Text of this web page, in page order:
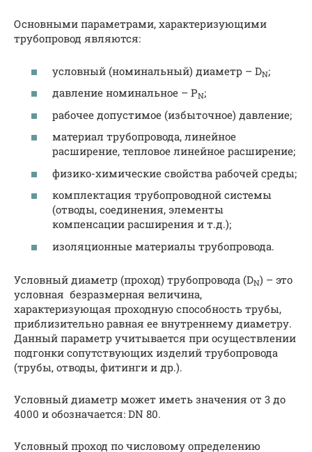
Основными параметрами, характеризующими
трубопровод являются:
условный (номинальный) диаметр – DN;
давление номинальное – PN;
рабочее допустимое (избыточное) давление;
материал трубопровода, линейное
расширение, тепловое линейное расширение;
физико-химические свойства рабочей среды;
комплектация трубопроводной системы
(отводы, соединения, элементы
компенсации расширения и т.д.);
изоляционные материалы трубопровода.
Условный диаметр (проход) трубопровода (DN) – это
условная безразмерная величина,
характеризующая проходную способность трубы,
приблизительно равная ее внутреннему диаметру.
Данный параметр учитывается при осуществлении
подгонки сопутствующих изделий трубопровода
(трубы, отводы, фитинги и др.).
Условный диаметр может иметь значения от 3 до
4000 и обозначается: DN 80.
Условный проход по числовому определению